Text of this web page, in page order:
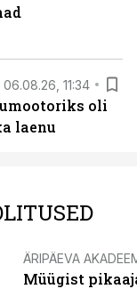
06.08.26, 11:34
oli
laenu
ÄRIPÄEVA
Müügist